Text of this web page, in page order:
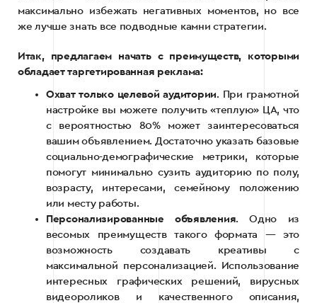
максимально избежать негативных моментов, но все
же лучше знать все подводные камни стратегии.
Итак, предлагаем начать с преимуществ, которыми
обладает таргетированная реклама:
Охват только целевой аудитории. При грамотной
настройке вы можете получить «теплую» ЦА, что
с вероятностью 80% может заинтересоваться
вашим объявлением. Достаточно указать базовые
социально-демографические метрики, которые
помогут минимально сузить аудиторию по полу,
возрасту, интересами, семейному положению
или месту работы.
Персонализированные объявления. Одно из
весомых преимуществ такого формата — это
возможность создавать креативы с
максимальной персонализацией. Использование
интересных графических решений, вирусных
видеороликов и качественного описания,